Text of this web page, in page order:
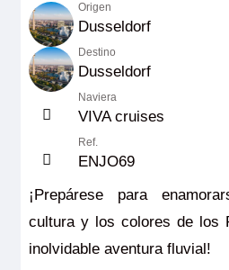
Origen
Dusseldorf
Destino
Dusseldorf
Naviera
VIVA cruises
Ref.
ENJO69
¡Prepárese para
cultura y los colores de los
inolvidable aventura fluvial!